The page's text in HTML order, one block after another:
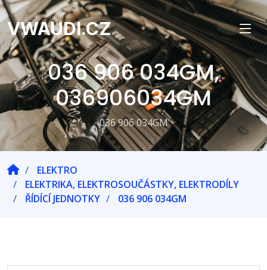
VWAUDI.CZ
036 906 034GM,
036906034GM
036 906 034GM
ELEKTRO
ELEKTRIKA, ELEKTROSOUČÁSTKY, ELEKTRODÍLY
ŘÍDÍCÍ JEDNOTKY
036 906 034GM